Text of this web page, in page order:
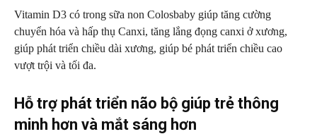
Vitamin D3 có trong sữa non Colosbaby giúp tăng cường
chuyển hóa và hấp thụ Canxi, tăng lắng đọng canxi ở xương,
giúp phát triển chiều dài xương, giúp bé phát triển chiều cao
vượt trội và tối đa.
Hỗ trợ phát triển não bộ giúp trẻ thông
minh hơn và mắt sáng hơn